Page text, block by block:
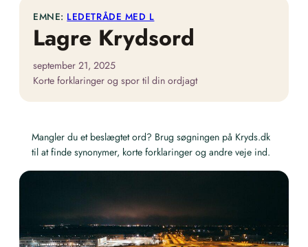
EMNE: LEDETRÅDE MED L
Lagre Krydsord
september 21, 2025
Korte forklaringer og spor til din ordjagt
Mangler du et beslægtet ord? Brug søgningen på Kryds.dk
til at finde synonymer, korte forklaringer og andre veje ind.